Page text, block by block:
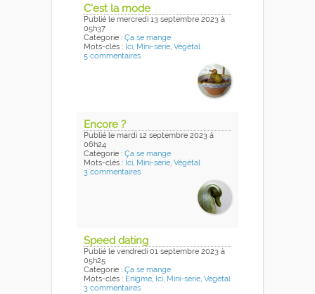
C'est la mode
Publié le mercredi 13 septembre 2023 à
05h37
Catégorie : Ça se mange
Mots-clés : Ici, Mini-série, Végétal
5 commentaires
Encore ?
Publié le mardi 12 septembre 2023 à
06h24
Catégorie : Ça se mange
Mots-clés : Ici, Mini-série, Végétal
3 commentaires
Speed dating
Publié le vendredi 01 septembre 2023 à
05h25
Catégorie : Ça se mange
Mots-clés : Enigme, Ici, Mini-série, Végétal
3 commentaires